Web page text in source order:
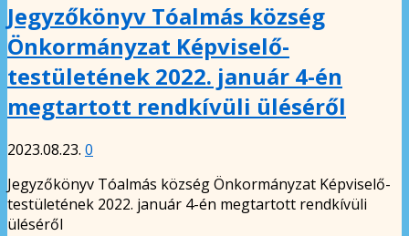
Jegyzőkönyv Tóalmás község
Önkormányzat Képviselő-
testületének 2022. január 4-én
megtartott rendkívüli üléséről
2023.08.23. 0
Jegyzőkönyv Tóalmás község Önkormányzat Képviselő-
testületének 2022. január 4-én megtartott rendkívüli
üléséről